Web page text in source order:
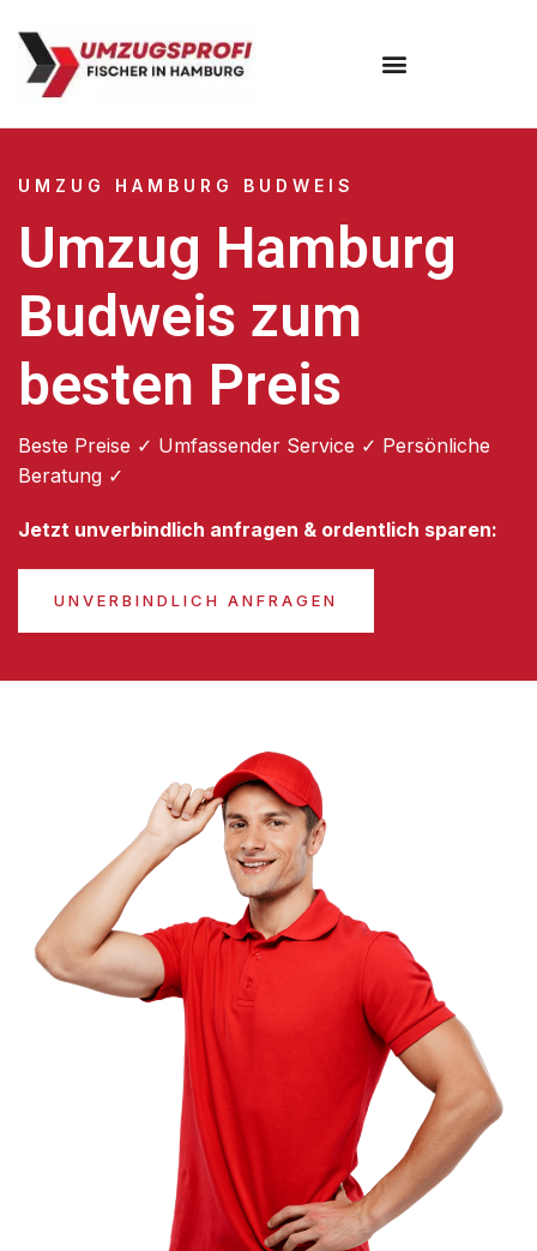
UMZUG HAMBURG BUDWEIS
Umzug Hamburg
Budweis zum
besten Preis
Beste Preise ✓ Umfassender Service ✓ Persönliche
Beratung ✓
Jetzt unverbindlich anfragen & ordentlich sparen:
UNVERBINDLICH ANFRAGEN